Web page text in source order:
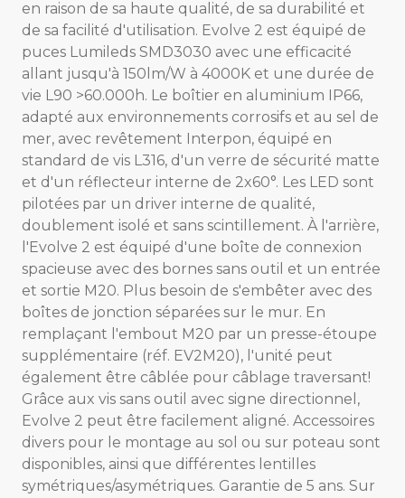
en raison de sa haute qualité, de sa durabilité et
de sa facilité d'utilisation. Evolve 2 est équipé de
puces Lumileds SMD3030 avec une efficacité
allant jusqu'à 150lm/W à 4000K et une durée de
vie L90 >60.000h. Le boîtier en aluminium IP66,
adapté aux environnements corrosifs et au sel de
mer, avec revêtement Interpon, équipé en
standard de vis L316, d'un verre de sécurité matte
et d'un réflecteur interne de 2x60°. Les LED sont
pilotées par un driver interne de qualité,
doublement isolé et sans scintillement. À l'arrière,
l'Evolve 2 est équipé d'une boîte de connexion
spacieuse avec des bornes sans outil et un entrée
et sortie M20. Plus besoin de s'embêter avec des
boîtes de jonction séparées sur le mur. En
remplaçant l'embout M20 par un presse-étoupe
supplémentaire (réf. EV2M20), l'unité peut
également être câblée pour câblage traversant!
Grâce aux vis sans outil avec signe directionnel,
Evolve 2 peut être facilement aligné. Accessoires
divers pour le montage au sol ou sur poteau sont
disponibles, ainsi que différentes lentilles
symétriques/asymétriques. Garantie de 5 ans. Sur